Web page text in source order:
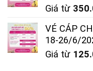
Giá từ
VÉ CÁP
18-26/6/
Giá từ